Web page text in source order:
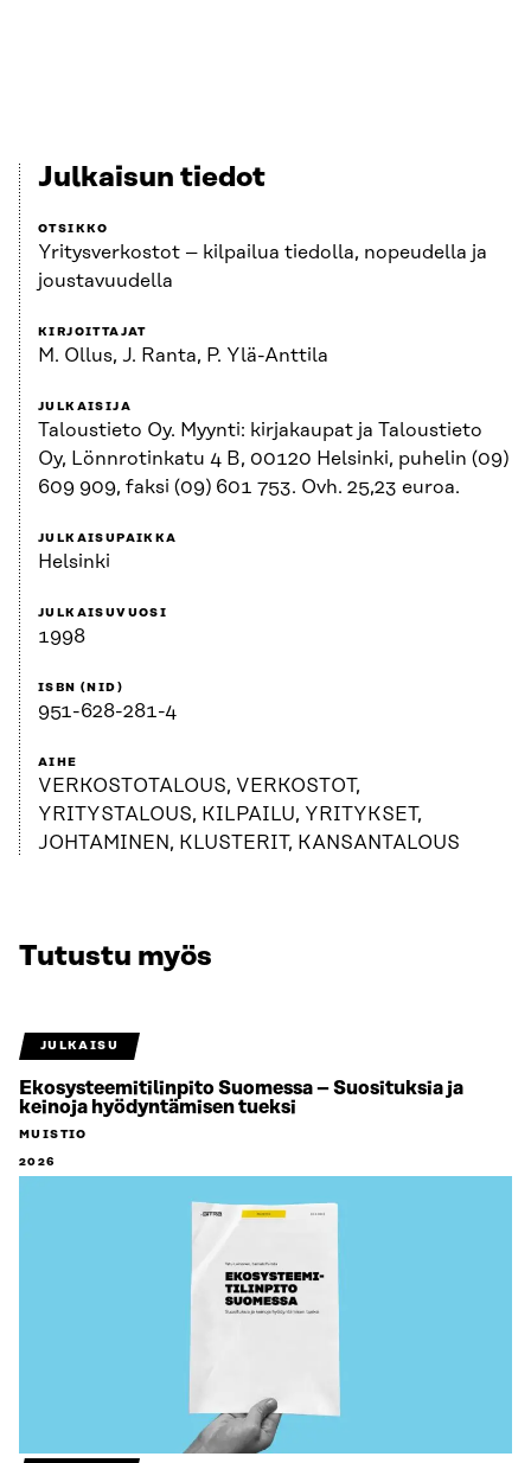
Julkaisun tiedot
OTSIKKO
Yritysverkostot – kilpailua tiedolla, nopeudella ja
joustavuudella
KIRJOITTAJAT
M. Ollus, J. Ranta, P. Ylä-Anttila
JULKAISIJA
Taloustieto Oy. Myynti: kirjakaupat ja Taloustieto
Oy, Lönnrotinkatu 4 B, 00120 Helsinki, puhelin (09)
609 909, faksi (09) 601 753. Ovh. 25,23 euroa.
JULKAISUPAIKKA
Helsinki
JULKAISUVUOSI
1998
ISBN (NID)
951-628-281-4
AIHE
VERKOSTOTALOUS, VERKOSTOT,
YRITYSTALOUS, KILPAILU, YRITYKSET,
JOHTAMINEN, KLUSTERIT, KANSANTALOUS
Tutustu myös
JULKAISU
Ekosysteemitilinpito Suomessa – Suosituksia ja
keinoja hyödyntämisen tueksi
MUISTIO
2026